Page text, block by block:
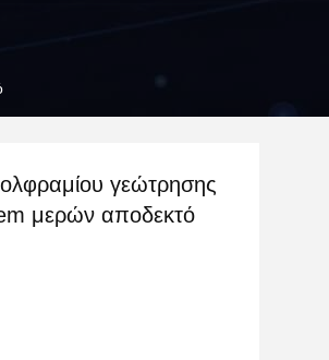
γεώτρησης
μερών αποδεκτό